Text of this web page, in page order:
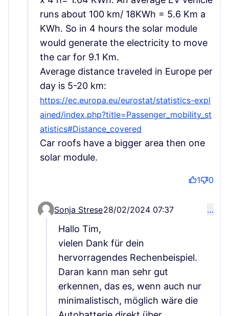
runs about 100 km/ 18KWh = 5.6 Km a
KWh. So in 4 hours the solar module
would generate the electricity to move
the car for 9.1 Km.
Average distance traveled in Europe per
day is 5-20 km:
https://ec.europa.eu/eurostat/statistics-expl
ained/index.php?title=Passenger_mobility_st
atistics#Distance_covered
Car roofs have a bigger area then one
solar module.
1 0
Comment 74 (reply to comment 68)
Sonja Strese28/02/2024 07:37 …
Hallo Tim,
vielen Dank für dein
hervorragendes Rechenbeispiel.
Daran kann man sehr gut
erkennen, das es, wenn auch nur
minimalistisch, möglich wäre die